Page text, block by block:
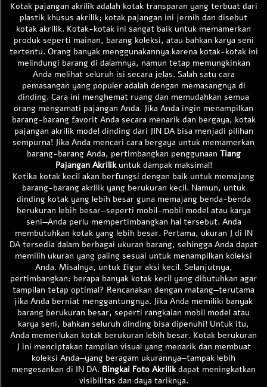
Kotak pajangan akrilik adalah kotak transparan yang terbuat dari
plastik khusus akrilik; kotak pajangan ini jernih dan disebut
kotak akrilik. Kotak-kotak ini sangat baik untuk memamerkan
produk seperti mainan, barang koleksi, atau bahkan karya seni
tertentu. Orang banyak menggunakannya karena kotak-kotak ini
melindungi barang di dalamnya, namun tetap memungkinkan
Anda melihat seluruh isi secara jelas. Salah satu cara
pemasangan yang populer adalah dengan memasangnya di
dinding. Cara ini menghemat ruang dan memudahkan semua
orang mengamati pajangan Anda. Jika Anda ingin menampilkan
barang-barang favorit Anda secara menarik dan bergaya, kotak
pajangan akrilik model dinding dari JIN DA bisa menjadi pilihan
sempurna! Jika Anda mencari cara bergaya untuk memamerkan
barang-barang Anda, pertimbangkan penggunaan Tiang
Pajangan Akrilik untuk dampak maksimal!
Ketika kotak kecil akan berfungsi dengan baik untuk memajang
barang-barang akrilik yang berukuran kecil. Namun, untuk
dinding kotak yang lebih besar guna memajang benda-benda
berukuran lebih besar—seperti mobil-mobil model atau karya
seni—Anda perlu mempertimbangkan hal tersebut. Anda
membutuhkan kotak yang lebih besar. Pertama, ukuran J di IN
DA tersedia dalam berbagai ukuran barang, sehingga Anda dapat
memilih ukuran yang paling sesuai untuk menampilkan koleksi
Anda. Misalnya, untuk figur aksi kecil. Selanjutnya,
pertimbangkan: berapa banyak kotak kecil yang dibutuhkan agar
tampilan tetap optimal? Rencanakan dengan matang—terutama
jika Anda berniat menggantungnya. Jika Anda memiliki banyak
barang berukuran besar, seperti rangkaian mobil model atau
karya seni, bahkan seluruh dinding bisa dipenuhi! Untuk itu,
Anda memerlukan kotak berukuran lebih besar. Kotak berukuran
J ini menciptakan tampilan visual yang menarik dan membuat
koleksi Anda—yang beragam ukurannya—tampak lebih
mengesankan di IN DA. Bingkai Foto Akrilikdapat meningkatkan
visibilitas dan daya tariknya.